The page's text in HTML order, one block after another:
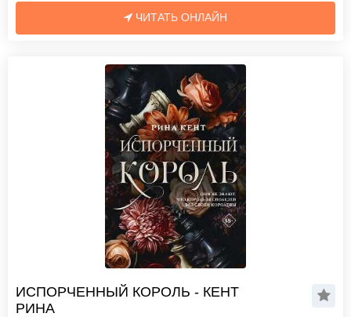
ЧИТАТЬ ОНЛАЙН
ИСПОРЧЕННЫЙ КОРОЛЬ - КЕНТ
РИНА